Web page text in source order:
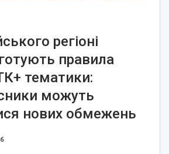
регіоні
правила
тематики:
можуть
нових обмежень